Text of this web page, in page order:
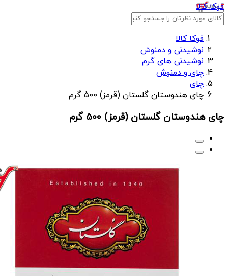
فوکا کالا
فوکا کالا
نوشیدنی و دمنوش
نوشیدنی های گرم
چای و دمنوش
چای
چای هندوستان گلستان (قرمز) 500 گرم
چای هندوستان گلستان (قرمز) 500 گرم